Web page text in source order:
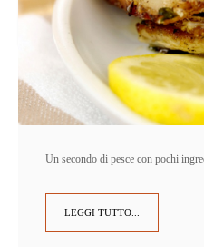
Un secondo di pesce con pochi
LEGGI TUTTO...